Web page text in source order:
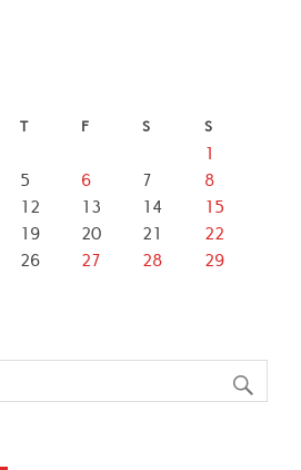
T F S S
1
5 6 7
8
12 13 14
15
19 20 21
22
26 27 28
29